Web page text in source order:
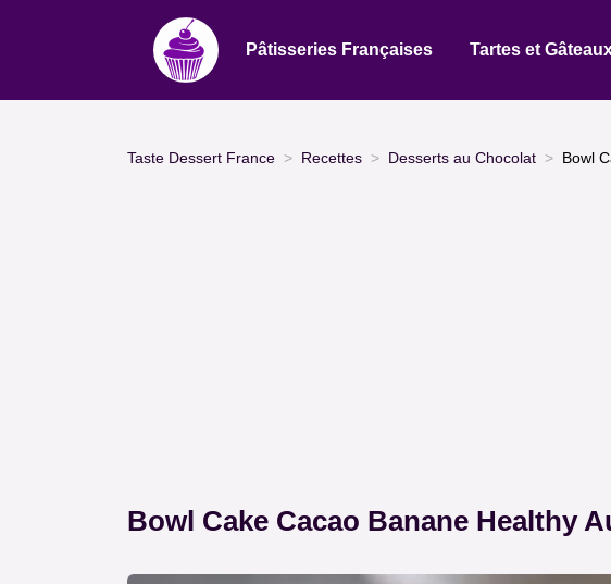
Pâtisseries Françaises Tartes et
Taste Dessert France Recettes Desserts au Chocolat Bowl
Bowl Cake Cacao Banane Healthy